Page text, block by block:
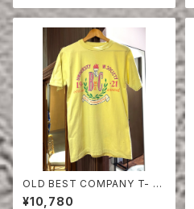
OLD BEST COMPANY T- S
HIRT
¥10,780